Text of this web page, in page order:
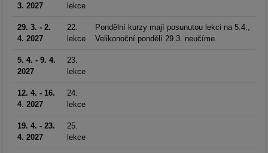
3. 2027
lekce
29. 3. - 2.
4. 2027
22.
lekce
Pondělní kurzy mají posunutou lekci na 5.4.,
Velikonoční pondělí 29.3. neučíme.
5. 4. - 9. 4.
2027
23.
lekce
12. 4. - 16.
4. 2027
24.
lekce
19. 4. - 23.
4. 2027
25.
lekce